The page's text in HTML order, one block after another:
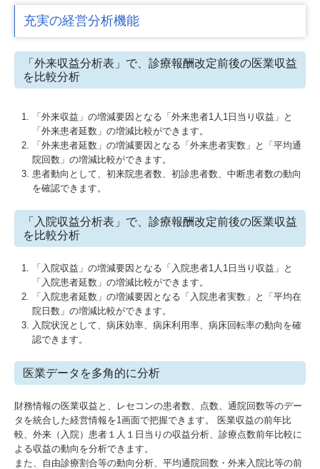
充実の経営分析機能
「外来収益分析表」で、診療報酬改定前後の医業収益
を比較分析
「外来収益」の増減要因となる「外来患者1人1日当り収益」と
「外来患者延数」の増減比較ができます。
「外来患者延数」の増減要因となる「外来患者実数」と「平均通
院回数」の増減比較ができます。
患者動向として、初来院患者数、初診患者数、中断患者数の動向
を確認できます。
「入院収益分析表」で、診療報酬改定前後の医業収益
を比較分析
「入院収益」の増減要因となる「入院患者1人1日当り収益」と
「入院患者延数」の増減比較ができます。
「入院患者延数」の増減要因となる「入院患者実数」と「平均在
院日数」の増減比較ができます。
入院状況として、病床効率、病床利用率、病床回転率の動向を確
認できます。
医業データを多角的に分析
財務情報の医業収益と、レセコンの患者数、点数、通院回数等のデー
タを統合した経営情報を1画面で把握できます。 医業収益の前年比
較、外来（入院）患者１人１日当りの収益分析、診療点数前年比較に
よる収益の動向を分析できます。
また、自由診療割合等の動向分析、平均通院回数・外来入院比等の前